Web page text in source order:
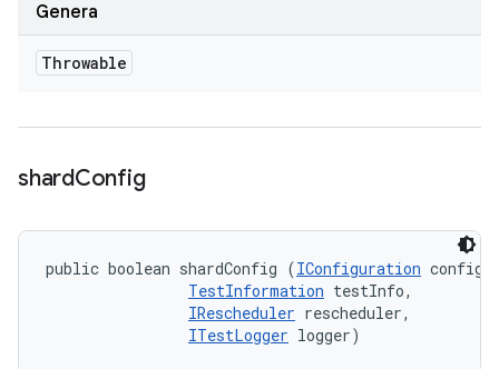
Genera
Throwable
shardConfig
public boolean shardConfig (IConfiguration
TestInformation testInfo,
IRescheduler rescheduler,
ITestLogger logger)